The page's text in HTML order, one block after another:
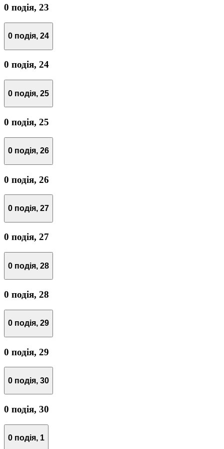
0 подія, 23
0 подія, 24
0 подія, 24
0 подія, 25
0 подія, 25
0 подія, 26
0 подія, 26
0 подія, 27
0 подія, 27
0 подія, 28
0 подія, 28
0 подія, 29
0 подія, 29
0 подія, 30
0 подія, 30
0 подія, 1